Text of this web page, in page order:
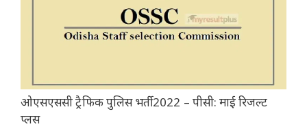
ओएसएससी ट्रैफिक पुलिस भर्ती 2022 – पीसी: माई रिजल्ट
प्लस